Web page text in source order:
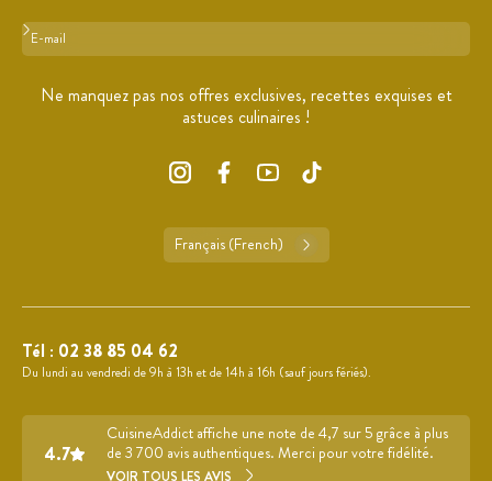
Format : adresse@email.com
Ne manquez pas nos offres exclusives, recettes exquises et
astuces culinaires !
Français (French)
Tél : 02 38 85 04 62
Du lundi au vendredi de 9h à 13h et de 14h à 16h (sauf jours fériés).
4.7
CuisineAddict affiche une note de 4,7 sur 5 grâce à plus
de 3 700 avis authentiques. Merci pour votre fidélité.
VOIR TOUS LES AVIS